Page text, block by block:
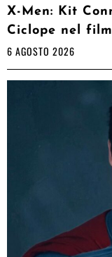
X-Men: Kit
Ciclope nel
6 AGOSTO 2026